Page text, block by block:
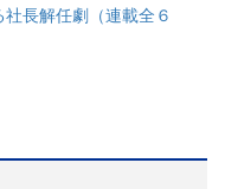
長解任劇（連載全６